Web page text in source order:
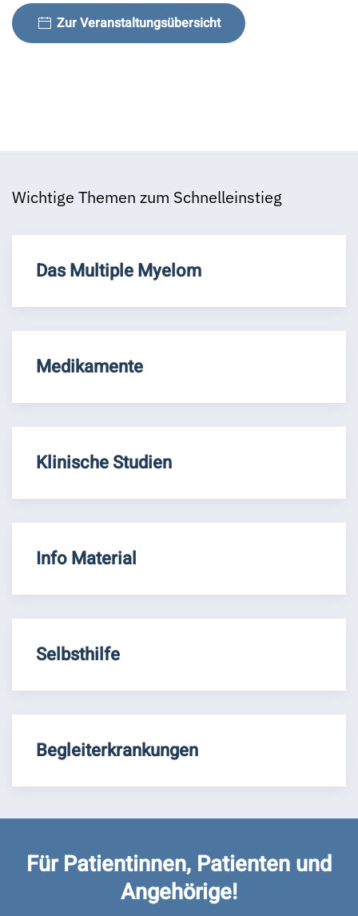
Zur Veranstaltungsübersicht
Wichtige Themen zum Schnelleinstieg
Das Multiple Myelom
Medikamente
Klinische Studien
Info Material
Selbsthilfe
Begleiterkrankungen
Für Patientinnen, Patienten und
Angehörige!